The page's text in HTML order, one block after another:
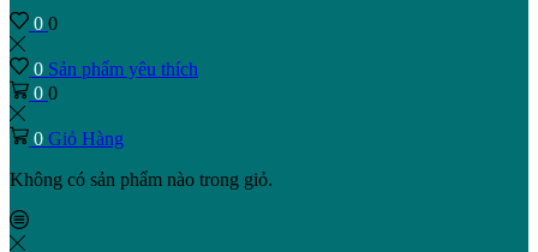
0 0
0 Sản phẩm yêu thích
0 0
0 Giỏ Hàng
Không có sản phẩm nào trong giỏ.